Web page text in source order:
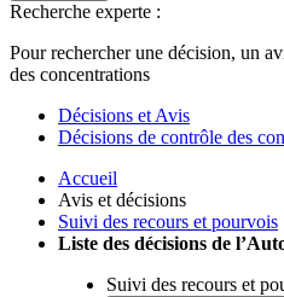
Recherche experte :
Pour rechercher une décision, un
des concentrations
Décisions et Avis
Décisions de contrôle des
Accueil
Avis et décisions
Suivi des recours et pourvois
Liste des décisions de
Suivi des recours et